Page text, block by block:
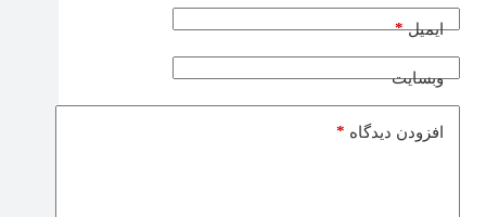
ایمیل*
وبسایت
افزودن دیدگاه *